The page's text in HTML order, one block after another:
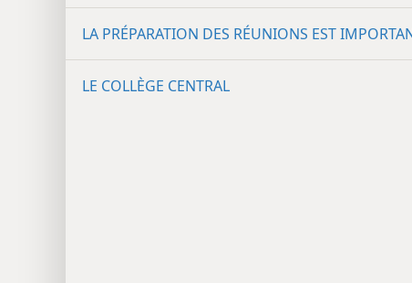
LA PRÉPARATION DES RÉUNIONS EST
LE COLLÈGE CENTRAL